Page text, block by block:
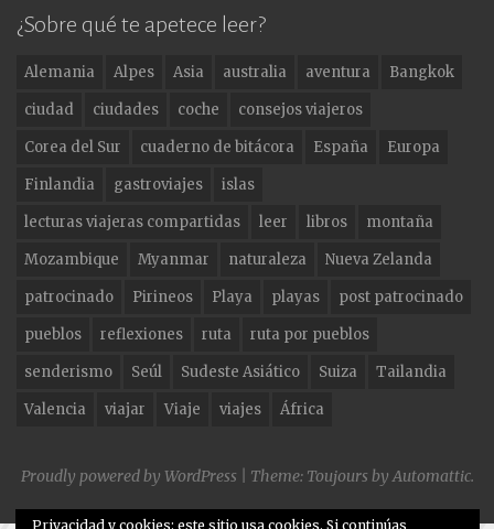
c
e
b
o
o
k
a
g
ra
m
it
te
r
¿Sobre qué te apetece leer?
Alemania Alpes Asia australia aventura
Bangkok
ciudad
ciudades coche
consejos viajeros
Corea del Sur
cuaderno de bitácora España
Europa
Finlandia
gastroviajes
islas
lecturas viajeras compartidas
leer libros
montaña
Mozambique
Myanmar naturaleza
Nueva Zelanda
patrocinado
Pirineos Playa playas
post patrocinado
pueblos
reflexiones ruta
ruta por pueblos
senderismo
Seúl Sudeste Asiático Suiza
Tailandia
Valencia
viajar Viaje viajes África
Proudly powered by WordPress Theme: Toujours byAutomattic.
Privacidad y cookies: este sitio usa cookies. Si continúas